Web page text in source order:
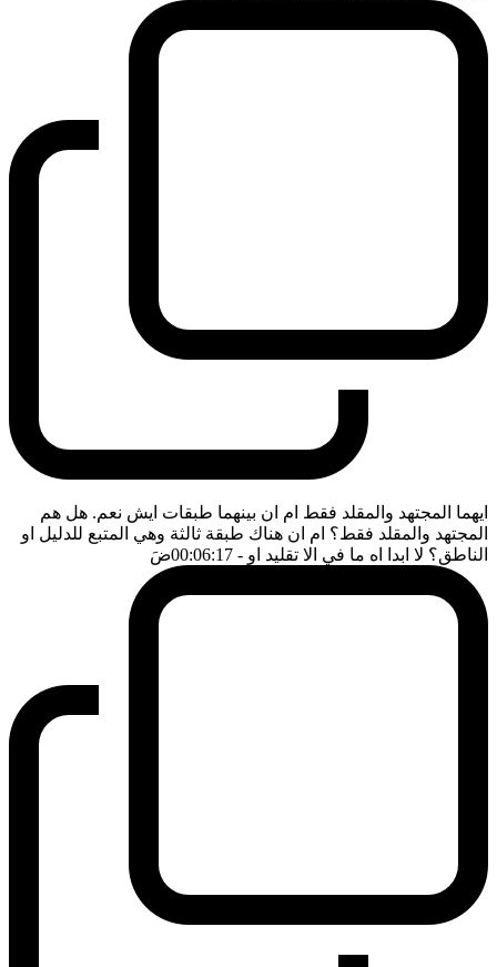
ايهما المجتهد والمقلد فقط ام ان بينهما طبقات ايش نعم. هل هم
المجتهد والمقلد فقط؟ ام ان هناك طبقة ثالثة وهي المتبع للدليل او
الناطق؟ لا ابدا اه ما في الا تقليد او - 00:06:17 ضَ